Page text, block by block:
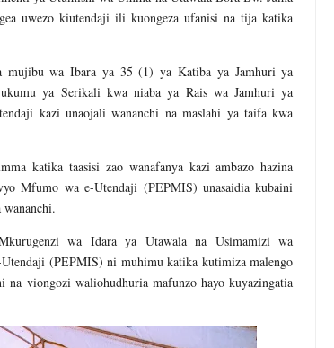
uwezo kiutendaji ili kuongeza ufanisi na tija katika
mujibu wa Ibara ya 35 (1) ya Katiba ya Jamhuri ya
ya Serikali kwa niaba ya Rais wa Jamhuri ya
kazi unaojali wananchi na maslahi ya taifa kwa
katika taasisi zao wanafanya kazi ambazo hazina
Mfumo wa e-Utendaji (PEPMIS) unasaidia kubaini
wa Idara ya Utawala na Usimamizi wa
(PEPMIS) ni muhimu katika kutimiza malengo
viongozi waliohudhuria mafunzo hayo kuyazingatia